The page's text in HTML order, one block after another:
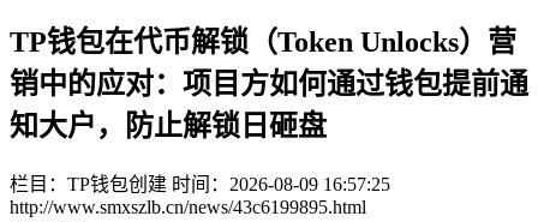
TP钱包在代币解锁（Token Unlocks）营
销中的应对：项目方如何通过钱包提前通
知大户，防止解锁日砸盘
栏目：TP钱包创建 时间：2026-08-09 16:57:25
http://www.smxszlb.cn/news/43c6199895.html